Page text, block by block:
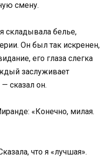
смену.
складывала белье,
Он был так искренен,
его глаза слегка
заслуживает
сказал он.
«Конечно, милая.
что я «лучшая».